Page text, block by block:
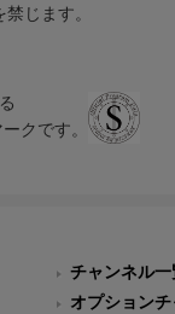
じます。
クです。
チャンネル一
オプション